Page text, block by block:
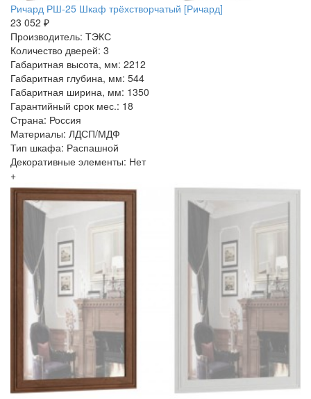
Ричард РШ-25 Шкаф трёхстворчатый [Ричард]
23 052 ₽
Производитель: ТЭКС
Количество дверей: 3
Габаритная высота, мм: 2212
Габаритная глубина, мм: 544
Габаритная ширина, мм: 1350
Гарантийный срок мес.: 18
Страна: Россия
Материалы: ЛДСП/МДФ
Тип шкафа: Распашной
Декоративные элементы: Нет
+